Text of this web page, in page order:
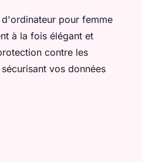
pour femme
à la fois élégant et
contre les
vos données